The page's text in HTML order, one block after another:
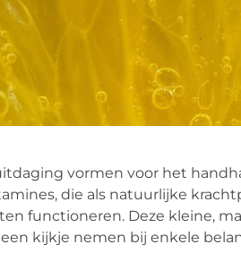
vormen voor het
die als natuurlijke
functioneren. Deze kleine,
kijkje nemen bij enkele